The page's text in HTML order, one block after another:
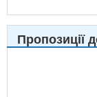
Пропозиції